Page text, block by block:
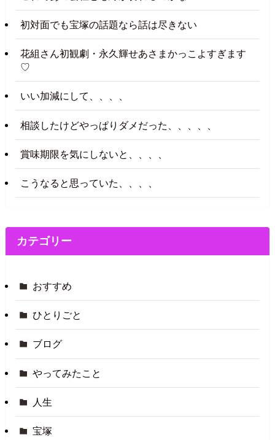
初対面でも宝塚の話題なら話は尽きない
花組さん初観劇・永久輝せあさまかっこよすぎます
♡
いい加減にして、、、、
相談したけどやっぱりダメだった、、、、、
賞味期限を気にしないと、、、、
こうなると思っていた、、、、
カテゴリー
おすすめ
ひとりごと
ブログ
やってみたこと
人生
宝塚